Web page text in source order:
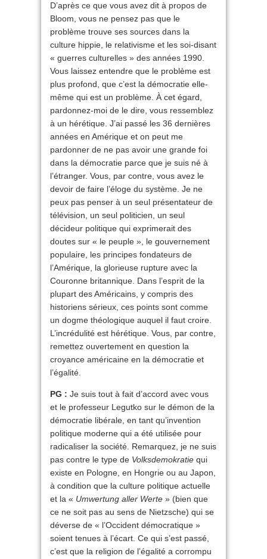
D’après ce que vous avez dit à propos de
Bloom, vous ne pensez pas que le
problème trouve ses sources dans la
culture hippie, le relativisme et les soi-disant
« guerres culturelles » des années 1990.
Vous laissez entendre que le problème est
plus profond, que c’est la démocratie elle-
même qui est un problème. À cet égard,
pardonnez-moi de le dire, vous ressemblez
à un hérétique. J’ai passé les 36 dernières
années en Amérique et on peut me
pardonner de ne pas avoir une grande foi
dans la démocratie parce que je suis né à
l’étranger. Vous, par contre, vous avez le
devoir de faire l’éloge du système. Je ne
peux pas penser à un seul présentateur de
télévision, un seul politicien, un seul
décideur politique qui exprimerait des
doutes sur « le peuple », le gouvernement
populaire, les principes fondateurs de
l’Amérique, la glorieuse rupture avec la
Couronne britannique. Dans l’esprit de la
plupart des Américains, y compris des
historiens sérieux, ces points sont comme
un dogme théologique auquel il faut croire.
L’incrédulité est hérétique. Vous, par contre,
remettez ouvertement en question la
croyance américaine en la démocratie et
l’égalité.
PG : Je suis tout à fait d’accord avec vous
et le professeur Legutko sur le démon de la
démocratie libérale, en tant qu’invention
politique moderne qui a été utilisée pour
radicaliser la société. Remarquez, je ne suis
pas contre le type de Volksdemokratie qui
existe en Pologne, en Hongrie ou au Japon,
à condition que la culture politique actuelle
et la « Umwertung aller Werte » (bien que
ce ne soit pas au sens de Nietzsche) qui se
déverse de « l’Occident démocratique »
soient tenues à l’écart. Ce qui s’est passé,
c’est que la religion de l’égalité a corrompu